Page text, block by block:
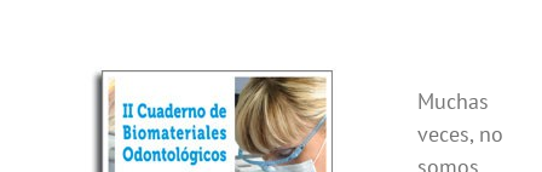
Muchas
veces, no